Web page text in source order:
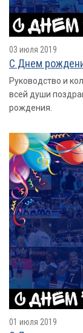
03 июля 2019
С Днем
Руководство и
всей души
рождения.
01 июля 2019